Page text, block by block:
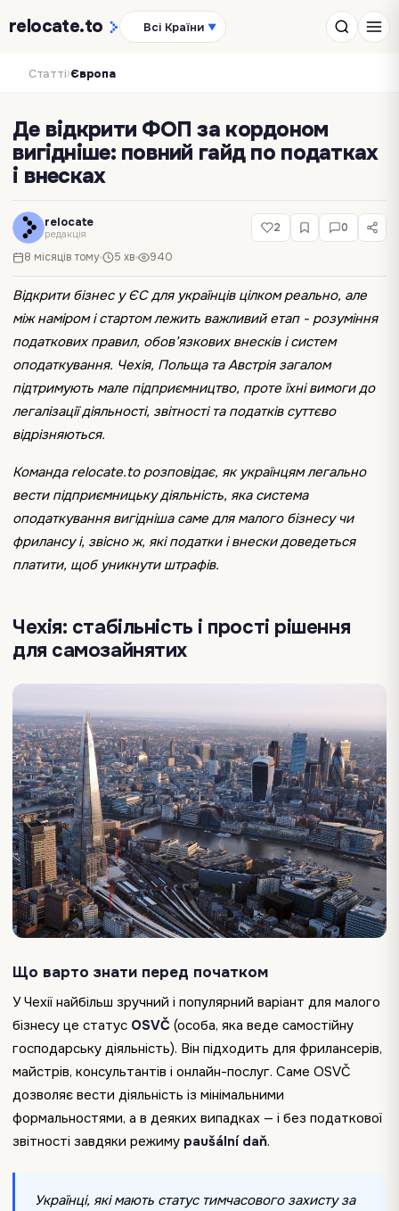
relocate.to Всі Країни ▼
Статті›Європа
Де відкрити ФОП за кордоном
вигідніше: повний гайд по податках
і внесках
relocate
редакція
8 місяців тому 5 хв 940
2 0
Відкрити бізнес у ЄС для українців цілком реально, але
між наміром і стартом лежить важливий етап - розуміння
податкових правил, обов’язкових внесків і систем
оподаткування. Чехія, Польща та Австрія загалом
підтримують мале підприємництво, проте їхні вимоги до
легалізації діяльності, звітності та податків суттєво
відрізняються.
Команда relocate.to розповідає, як українцям легально
вести підприємницьку діяльність, яка система
оподаткування вигідніша саме для малого бізнесу чи
фрилансу і, звісно ж, які податки і внески доведеться
платити, щоб уникнути штрафів.
Чехія: стабільність і прості рішення
для самозайнятих
Що варто знати перед початком
У Чехії найбільш зручний і популярний варіант для малого
бізнесу це статус OSVČ (особа, яка веде самостійну
господарську діяльність). Він підходить для фрилансерів,
майстрів, консультантів і онлайн-послуг. Саме OSVČ
дозволяє вести діяльність із мінімальними
формальностями, а в деяких випадках — і без податкової
звітності завдяки режиму paušální daň.
Українці, які мають статус тимчасового захисту за